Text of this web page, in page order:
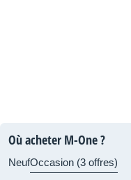
Où acheter M-One ?
NeufOccasion (3 offres)